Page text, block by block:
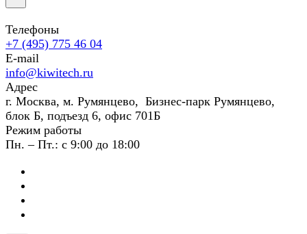
Телефоны
+7 (495) 775 46 04
E-mail
info@kiwitech.ru
Адрес
г. Москва, м. Румянцево, Бизнес-парк Румянцево,
блок Б, подъезд 6, офис 701Б
Режим работы
Пн. – Пт.: с 9:00 до 18:00